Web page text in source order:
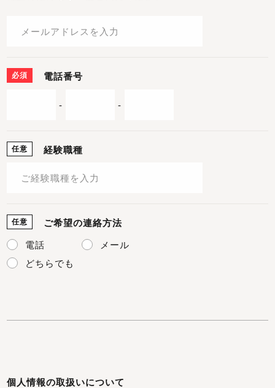
必須 電話番号
- -
任意 経験職種
任意 ご希望の連絡方法
電話
メール
どちらでも
個人情報の取扱いについて